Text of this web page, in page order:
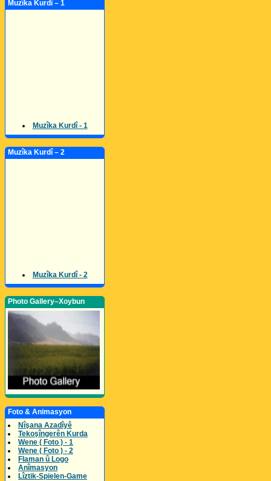
Muzîka Kurdî – 1
Muzîka Kurdî - 1
Muzîka Kurdî – 2
Muzîka Kurdî - 2
Photo Gallery–Xoybun
Foto & Animasyon
Nîşana Azadîyê
Tekoşîngerên Kurda
Wene ( Foto ) - 1
Wene ( Foto ) - 2
Flaman û Logo
Anîmasyon
Lîztik-Spielen-Game